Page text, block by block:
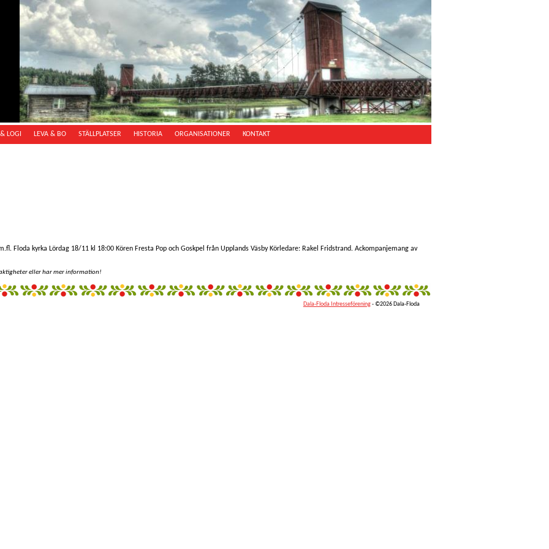
LOGI LEVA & BO STÄLLPLATSER HISTORIA ORGANISATIONER KONTAKT
Floda kyrka Lördag 18/11 kl 18:00 Kören Fresta Pop och Goskpel från Upplands Väsby Körledare: Rakel Fridstrand. Ackompanjemang av
eller har mer information!
Dala-Floda Intresseförening- ©2026 Dala-Floda